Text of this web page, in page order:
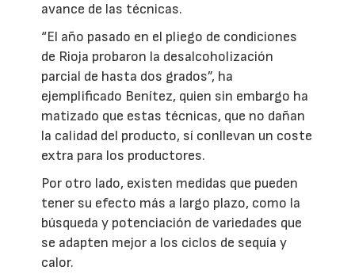
avance de las técnicas.
“El año pasado en el pliego de condiciones
de Rioja probaron la desalcoholización
parcial de hasta dos grados”, ha
ejemplificado Benítez, quien sin embargo ha
matizado que estas técnicas, que no dañan
la calidad del producto, sí conllevan un coste
extra para los productores.
Por otro lado, existen medidas que pueden
tener su efecto más a largo plazo, como la
búsqueda y potenciación de variedades que
se adapten mejor a los ciclos de sequía y
calor.